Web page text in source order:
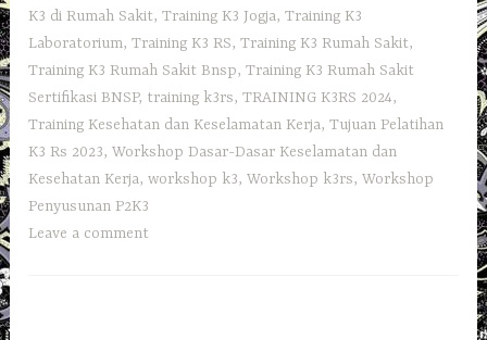
K3 di Rumah Sakit,Training K3 Jogja,Training K3
Laboratorium‎,Training K3 RS,Training K3 Rumah Sakit,
Training K3 Rumah Sakit Bnsp,Training K3 Rumah Sakit
Sertifikasi BNSP, training k3rs,TRAINING K3RS 2024,
Training Kesehatan dan Keselamatan Kerja,Tujuan Pelatihan
K3 Rs 2023,Workshop Dasar-Dasar Keselamatan dan
Kesehatan Kerja,workshop k3,Workshop k3rs,Workshop
Penyusunan P2K3
Leave a comment